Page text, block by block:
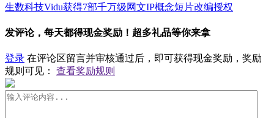
生数科技Vidu获得7部千万级网文IP概念短片改编授权
发评论，每天都得现金奖励！超多礼品等你来拿
登录 在评论区留言并审核通过后，即可获得现金奖励，奖励
规则可见： 查看奖励规则